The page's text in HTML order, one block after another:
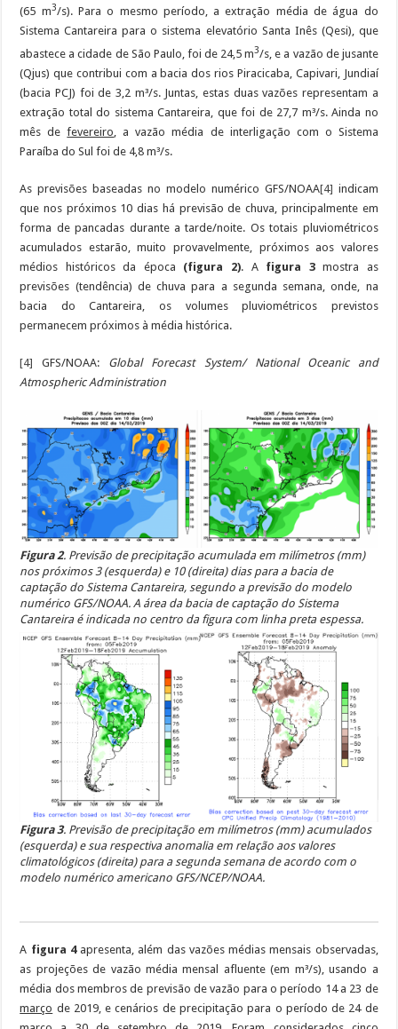
(65 m3/s). Para o mesmo período, a extração média de água do
Sistema Cantareira para o sistema elevatório Santa Inês (Qesi), que
abastece a cidade de São Paulo, foi de 24,5 m3/s, e a vazão de jusante
(Qjus) que contribui com a bacia dos rios Piracicaba, Capivari, Jundiaí
(bacia PCJ) foi de 3,2 m³/s. Juntas, estas duas vazões representam a
extração total do sistema Cantareira, que foi de 27,7 m³/s. Ainda no
mês defevereiro, a vazão média de interligação com o Sistema
Paraíba do Sul foi de 4,8 m³/s.
As previsões baseadas no modelo numérico GFS/NOAA[4] indicam
que nos próximos 10 dias há previsão de chuva, principalmente em
forma de pancadas durante a tarde/noite. Os totais pluviométricos
acumulados estarão, muito provavelmente, próximos aos valores
médios históricos da época (figura 2). A figura 3mostra as
previsões (tendência) de chuva para a segunda semana, onde, na
bacia do Cantareira, os volumes pluviométricos previstos
permanecem próximos à média histórica.
[4] GFS/NOAA: Global Forecast System/ National Oceanic and
Atmospheric Administration
Figura 2. Previsão de precipitação acumulada em milímetros (mm)
nos próximos 3 (esquerda) e 10 (direita) dias para a bacia de
captação do Sistema Cantareira, segundo a previsão do modelo
numérico GFS/NOAA. A área da bacia de captação do Sistema
Cantareira é indicada no centro da figura com linha preta espessa.
Figura 3. Previsão de precipitação em milímetros (mm) acumulados
(esquerda) e sua respectiva anomalia em relação aos valores
climatológicos (direita) para a segunda semana de acordo com o
modelo numérico americano GFS/NCEP/NOAA.
A figura 4apresenta, além das vazões médias mensais observadas,
as projeções de vazão média mensal afluente (em m³/s), usando a
média dos membros de previsão de vazão para o período 14 a 23 de
março de 2019, e cenários de precipitação para o período de 24 de